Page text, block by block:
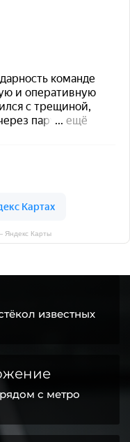
Яндекс Карты
известных
с метро